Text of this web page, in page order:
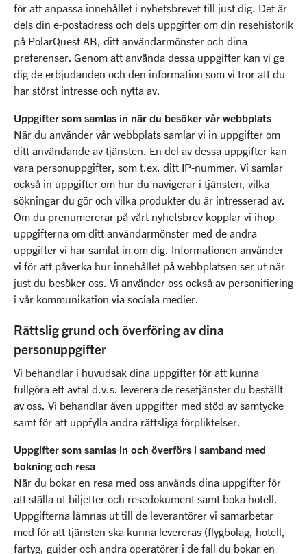
för att anpassa innehållet i nyhetsbrevet till just dig. Det är
dels din e-postadress och dels uppgifter om din resehistorik
på PolarQuest AB, ditt användarmönster och dina
preferenser. Genom att använda dessa uppgifter kan vi ge
dig de erbjudanden och den information som vi tror att du
har störst intresse och nytta av.
Uppgifter som samlas in när du besöker vår webbplats
När du använder vår webbplats samlar vi in uppgifter om
ditt användande av tjänsten. En del av dessa uppgifter kan
vara personuppgifter, som t.ex. ditt IP-nummer. Vi samlar
också in uppgifter om hur du navigerar i tjänsten, vilka
sökningar du gör och vilka produkter du är intresserad av.
Om du prenumererar på vårt nyhetsbrev kopplar vi ihop
uppgifterna om ditt användarmönster med de andra
uppgifter vi har samlat in om dig. Informationen använder
vi för att påverka hur innehållet på webbplatsen ser ut när
just du besöker oss. Vi använder oss också av personifiering
i vår kommunikation via sociala medier.
Rättslig grund och överföring av dina
personuppgifter
Vi behandlar i huvudsak dina uppgifter för att kunna
fullgöra ett avtal d.v.s. leverera de resetjänster du beställt
av oss. Vi behandlar även uppgifter med stöd av samtycke
samt för att uppfylla andra rättsliga förpliktelser.
Uppgifter som samlas in och överförs i samband med
bokning och resa
När du bokar en resa med oss används dina uppgifter för
att ställa ut biljetter och resedokument samt boka hotell.
Uppgifterna lämnas ut till de leverantörer vi samarbetar
med för att tjänsten ska kunna levereras (flygbolag, hotell,
fartyg, guider och andra operatörer i de fall du bokar en